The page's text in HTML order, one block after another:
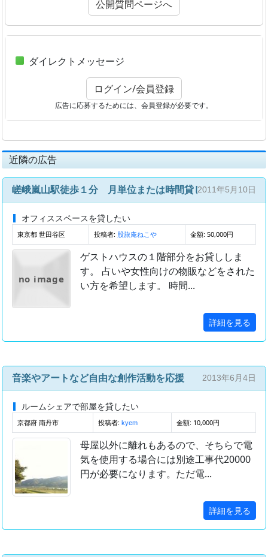
公開質問ページへ
ダイレクトメッセージ
ログイン/会員登録
広告に応募するためには、会員登録が必要です。
近隣の広告
嵯峨嵐山駅徒歩１分 月単位または時間貸し2011年5月10日
オフィススペースを貸したい
東京都 世田谷区 投稿者: 股旅庵ねこや 金額: 50,000円
no image
ゲストハウスの１階部分をお貸ししま
す。 占いや女性向けの物販などをされた
い方を希望します。 時間...
詳細を見る
音楽やアートなど自由な創作活動を応援 2013年6月4日
ルームシェアで部屋を貸したい
京都府 南丹市 投稿者: kyem 金額: 10,000円
母屋以外に離れもあるので、そちらで電
気を使用する場合には別途工事代20000
円が必要になります。ただ電...
詳細を見る